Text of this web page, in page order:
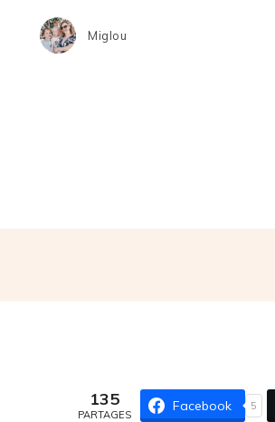
Miglou
135
PARTAGES
Facebook 5